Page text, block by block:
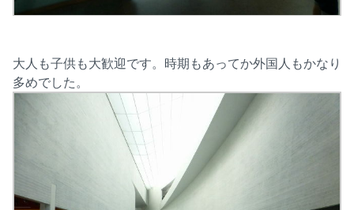
大人も子供も大歓迎です。時期もあってか外国人もかなり
多めでした。